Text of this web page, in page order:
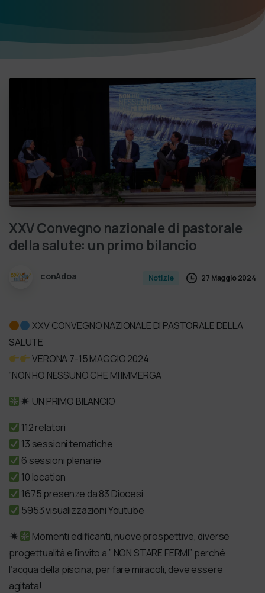
XXVConvegno nazionaledi pastorale
dellasalute: un primo bilancio
conAdoa Notizie 27 Maggio 2024
XXV CONVEGNO NAZIONALE DI PASTORALE DELLA
SALUTE
VERONA 7-15 MAGGIO 2024
“NON HO NESSUNO CHE MI IMMERGA
UN PRIMO BILANCIO
112 relatori
13 sessioni tematiche
6 sessioni plenarie
10 location
1675 presenze da 83 Diocesi
5953 visualizzazioni Youtube
Momenti edificanti, nuove prospettive, diverse
progettualità e l’invito a ” NON STARE FERMI” perché
l’acqua della piscina, per fare miracoli, deve essere
agitata!